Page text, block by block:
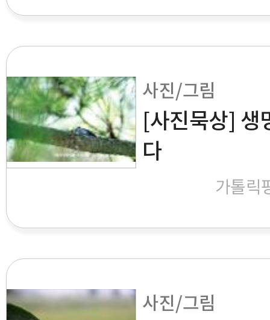
사진/그림
[사진묵상] 생
다
가톨릭
사진/그림